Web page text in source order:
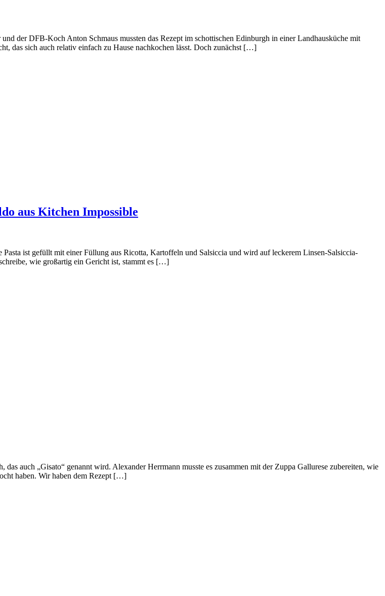
der DFB-Koch Anton Schmaus mussten das Rezept im schottischen Edinburgh in einer Landhausküche mit
das sich auch relativ einfach zu Hause nachkochen lässt. Doch zunächst […]
aus Kitchen Impossible
ist gefüllt mit einer Füllung aus Ricotta, Kartoffeln und Salsiccia und wird auf leckerem Linsen-Salsiccia-
wie großartig ein Gericht ist, stammt es […]
auch „Gisato“ genannt wird. Alexander Herrmann musste es zusammen mit der Zuppa Gallurese zubereiten, wie
haben. Wir haben dem Rezept […]